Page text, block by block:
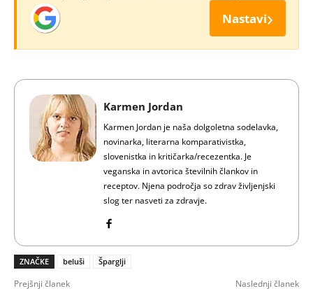
Nastavi›
Karmen Jordan
Karmen Jordan je naša dolgoletna sodelavka,
novinarka, literarna komparativistka,
slovenistka in kritičarka/recezentka. Je
veganska in avtorica številnih člankov in
receptov. Njena področja so zdrav življenjski
slog ter nasveti za zdravje.
ZNAČKE beluši Šparglji
Prejšnji članek Naslednji članek